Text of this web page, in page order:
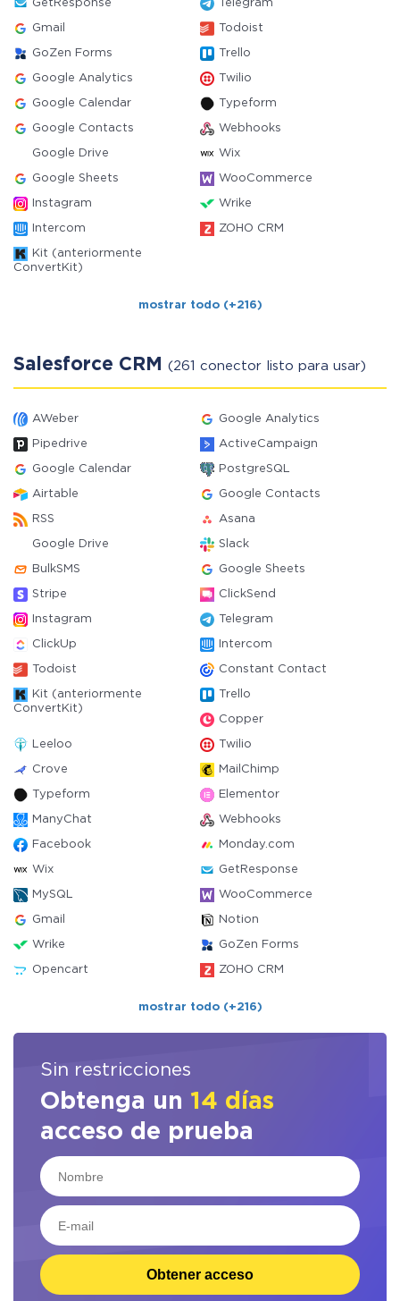
GetResponse Telegram
Gmail Todoist
GoZen Forms Trello
Google Analytics Twilio
Google Calendar Typeform
Google Contacts Webhooks
Google Drive Wix
Google Sheets WooCommerce
Instagram Wrike
Intercom ZOHO CRM
Kit (anteriormente
ConvertKit)
mostrar todo (+216)
Salesforce CRM (261 conector listo para usar)
AWeber Google Analytics
Pipedrive ActiveCampaign
Google Calendar PostgreSQL
Airtable Google Contacts
RSS Asana
Google Drive Slack
BulkSMS Google Sheets
Stripe ClickSend
Instagram Telegram
ClickUp Intercom
Todoist Constant Contact
Kit (anteriormente
ConvertKit)
Trello
Copper
Leeloo Twilio
Crove MailChimp
Typeform Elementor
ManyChat Webhooks
Facebook Monday.com
Wix GetResponse
MySQL WooCommerce
Gmail Notion
Wrike GoZen Forms
Opencart ZOHO CRM
mostrar todo (+216)
Sin restricciones
Obtenga un 14 días
acceso de prueba
Obtener acceso